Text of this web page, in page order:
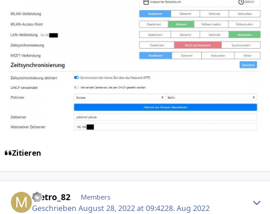
Zitieren
Metro_82 Members
GeschriebenAugust 28, 2022 at 09:4228. Aug 2022